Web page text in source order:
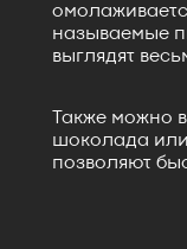
называемые
выглядят
Также можно
шоколада
позволяют